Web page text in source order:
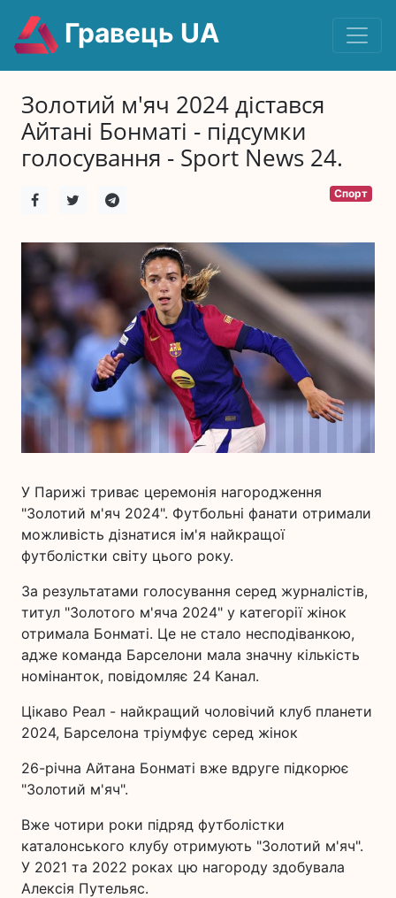
Гравець UA
Золотий м'яч 2024 дістався
Айтані Бонматі - підсумки
голосування - Sport News 24.
Спорт
У Парижі триває церемонія нагородження
"Золотий м'яч 2024". Футбольні фанати отримали
можливість дізнатися ім'я найкращої
футболістки світу цього року.
За результатами голосування серед журналістів,
титул "Золотого м'яча 2024" у категорії жінок
отримала Бонматі. Це не стало несподіванкою,
адже команда Барселони мала значну кількість
номінанток, повідомляє 24 Канал.
Цікаво Реал - найкращий чоловічий клуб планети
2024, Барселона тріумфує серед жінок
26-річна Айтана Бонматі вже вдруге підкорює
"Золотий м'яч".
Вже чотири роки підряд футболістки
каталонського клубу отримують "Золотий м'яч".
У 2021 та 2022 роках цю нагороду здобувала
Алексія Путельяс.